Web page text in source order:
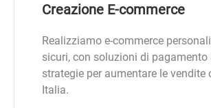
Creazione E-commerce
Realizziamo e-commerce
sicuri, con soluzioni di pagamento
strategie per aumentare le vendite
Italia.